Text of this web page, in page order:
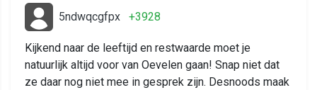
5ndwqcgfpx +3928
Kijkend naar de leeftijd en restwaarde moet je
natuurlijk altijd voor van Oevelen gaan! Snap niet dat
ze daar nog niet mee in gesprek zijn. Desnoods maak